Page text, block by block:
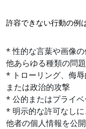
許容できない行動の例
* 性的な言葉や画像
他あらゆる種類の問
* トローリング、侮
または政治的攻撃
* 公的またはプライ
* 明示的な許可なしに
他者の個人情報を公